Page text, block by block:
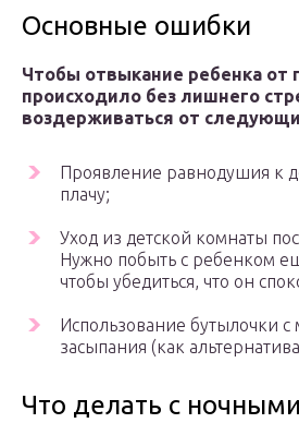
Основные ошибки
Чтобы отвыкание ребенка от
происходило без лишнего
воздерживаться от
Проявление равнодушия к
плачу;
Уход из детской комнаты
Нужно побыть с ребенком
чтобы убедиться, что он
Использование бутылочки с
засыпания (как
Что делать с ночными